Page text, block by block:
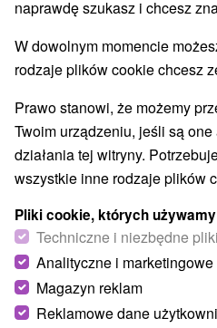
E +21°
naprawdę szukasz i chcesz
W dowolnym momencie
rodzaje plików cookie chcesz
Prawo stanowi, że możemy
Twoim urządzeniu, jeśli są
działania tej witryny.
wszystkie inne rodzaje plików
Pliki cookie, których używamy
Techniczne i niezbędne
Analityczne i
Magazyn reklam
Reklamowe dane